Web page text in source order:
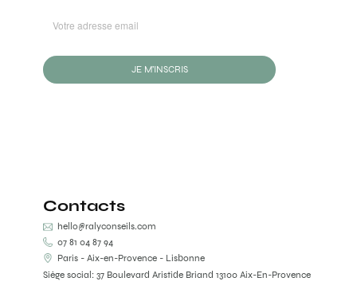
JE M'INSCRIS
Contacts
hello@ralyconseils.com
07 81 04 87 94
Paris - Aix-en-Provence - Lisbonne
Siège social: 37 Boulevard Aristide Briand 13100 Aix-En-Provence